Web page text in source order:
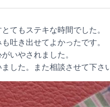
てもステキな時間でした。
吐き出せてよかったです。
いやされました。
した。また相談させて下さ